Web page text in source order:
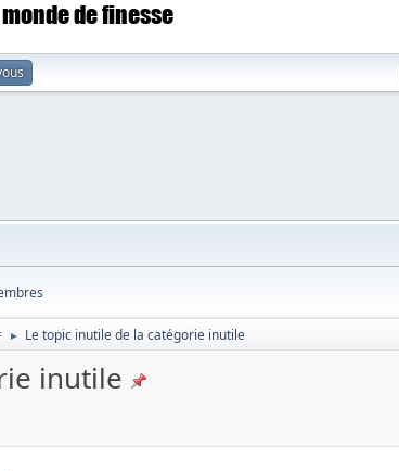
de finesse
► Le topic inutile de la catégorie inutile
inutile